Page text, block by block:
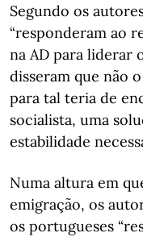
Segundo os
“responderam ao
na AD para liderar
disseram que não
para tal teria de
socialista, uma
estabilidade
Numa altura em
emigração, os
os portugueses